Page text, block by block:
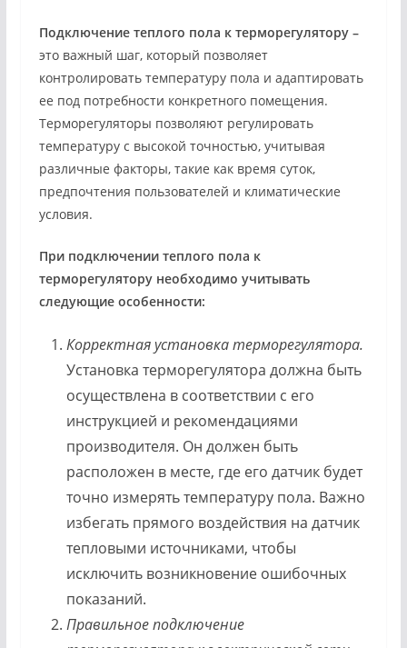
Подключение теплого пола к терморегулятору –
это важный шаг, который позволяет
контролировать температуру пола и адаптировать
ее под потребности конкретного помещения.
Терморегуляторы позволяют регулировать
температуру с высокой точностью, учитывая
различные факторы, такие как время суток,
предпочтения пользователей и климатические
условия.
При подключении теплого пола к
терморегулятору необходимо учитывать
следующие особенности:
Корректная установка терморегулятора.
Установка терморегулятора должна быть
осуществлена в соответствии с его
инструкцией и рекомендациями
производителя. Он должен быть
расположен в месте, где его датчик будет
точно измерять температуру пола. Важно
избегать прямого воздействия на датчик
тепловыми источниками, чтобы
исключить возникновение ошибочных
показаний.
Правильное подключение